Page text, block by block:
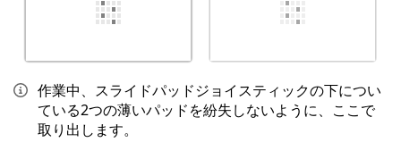
作業中、スライドパッドジョイスティックの下につい
ている2つの薄いパッドを紛失しないように、ここで
取り出します。